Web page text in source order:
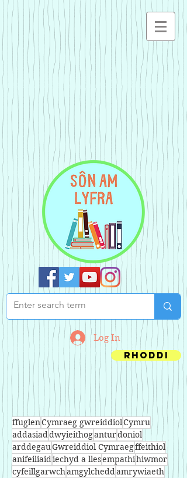
Log In
Rhoddi
ffuglenCymraeg gwreiddiolCymru
addasiaddwyieithoganturdoniol
arddegauGwreiddiol Cymraegffeithiol
anifeiliaidiechyd a llesempathihiwmor
cyfeillgarwchamgylcheddamrywiaeth